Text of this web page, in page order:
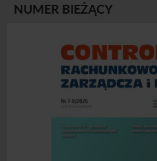
NUMER BIEŻĄCY